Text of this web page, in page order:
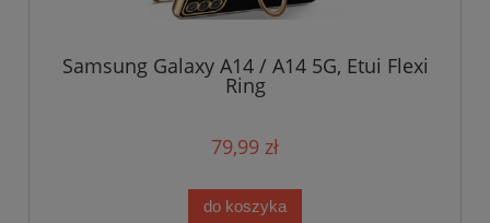
Samsung Galaxy A14 / A14 5G, Etui Flexi
Ring
79,99 zł
do koszyka